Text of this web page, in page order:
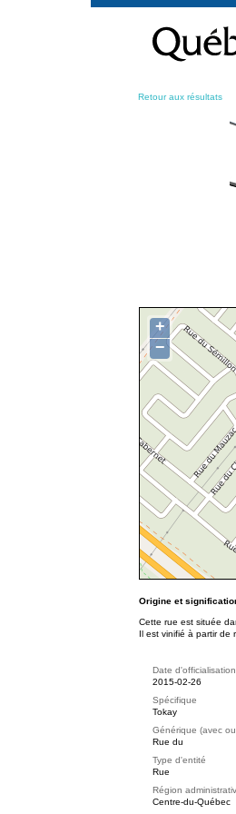
contenu
Retour aux résultats
+
−
Origine et
Cette rue est située
Il est vinifié à partir de
Date d'officialisation
2015-02-26
Spécifique
Tokay
Générique (avec
Rue du
Type d'entité
Rue
Région
Centre-du-Québec